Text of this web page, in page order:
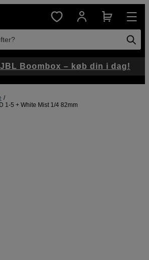
1-5 + White Mist 1/4 82mm
Boombox – køb din i dag!